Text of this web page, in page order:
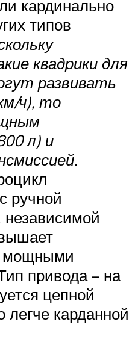
кардинально
типов
квадрики для
развивать
ч), то
л) и
ручной
независимой
мощными
привода – на
цепной
легче карданной